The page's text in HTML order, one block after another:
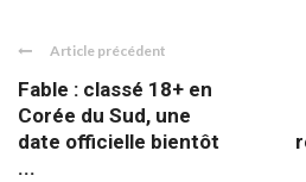
Article précédent
Fable : classé 18+ en
Corée du Sud, une
date officielle bientôt
...